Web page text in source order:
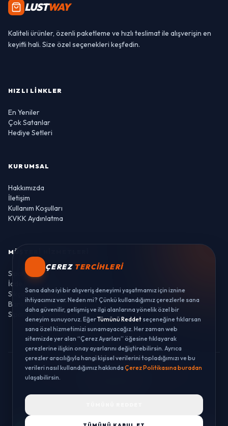
LUSTWAY
Kaliteli ürünler, özenli paketleme ve hızlı teslimat ile alışverişin en
keyifli hali. Size özel seçenekleri keşfedin.
HIZLI LINKLER
En Yeniler
Çok Satanlar
Hediye Setleri
KURUMSAL
Hakkımızda
İletişim
Kullanım Koşulları
KVKK Aydınlatma
MÜŞTERI HIZMETLERI
Sipariş Takibi
İade ve Değişim
Sıkça Sorulan Sorular
Banka Hesaplarımız
Sipariş Takibi
© 2026 LUSTWAY. TÜM HAKLARI SAKLIDIR.
ÇEREZ TERCIHLERI
Sana daha iyi bir alışveriş deneyimi yaşatmamız için iznine
ihtiyacımız var. Neden mi? Çünkü kullandığımız çerezlerle sana
daha güvenilir, gelişmiş ve ilgi alanlarına yönelik özel bir
deneyim sunuyoruz. EğerTümünü Reddet seçeneğine tıklarsan
sana özel hizmetimizi sunamayacağız. Her zaman web
sitemizde yer alan “Çerez Ayarları” öğesine tıklayarak
çerezlerine ilişkin onay ayarlarını değiştirebilirsin. Ayrıca
çerezler aracılığıyla hangi kişisel verilerini topladığımızı ve bu
verileri nasıl kullandığımız hakkındaÇerez Politikasına buradan
ulaşabilirsin.